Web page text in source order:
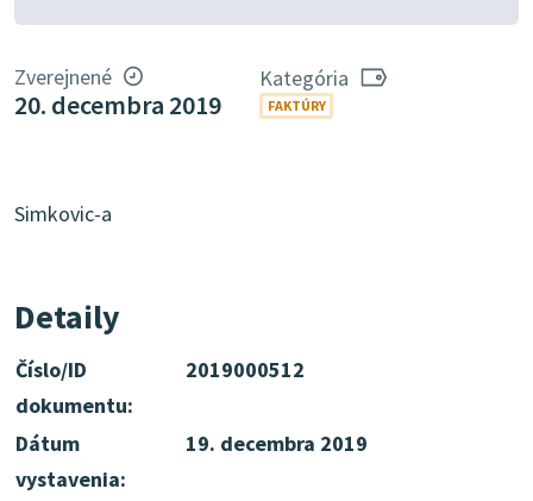
Zverejnené
20. decembra 2019
Kategória
FAKTÚRY
Simkovic-a
Detaily
Číslo/ID
dokumentu:
2019000512
Dátum
vystavenia:
19. decembra 2019